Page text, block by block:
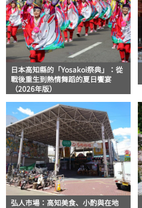
日本高知縣的「Yosakoi祭典」：從
戰後重生到熱情舞蹈的夏日饗宴
（2026年版）
弘人市場：高知美食、小酌與在地